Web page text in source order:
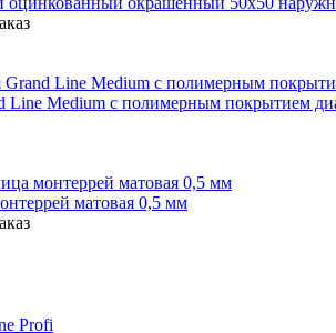
Line Medium с полимерным покрытием
матовая 0,5 мм